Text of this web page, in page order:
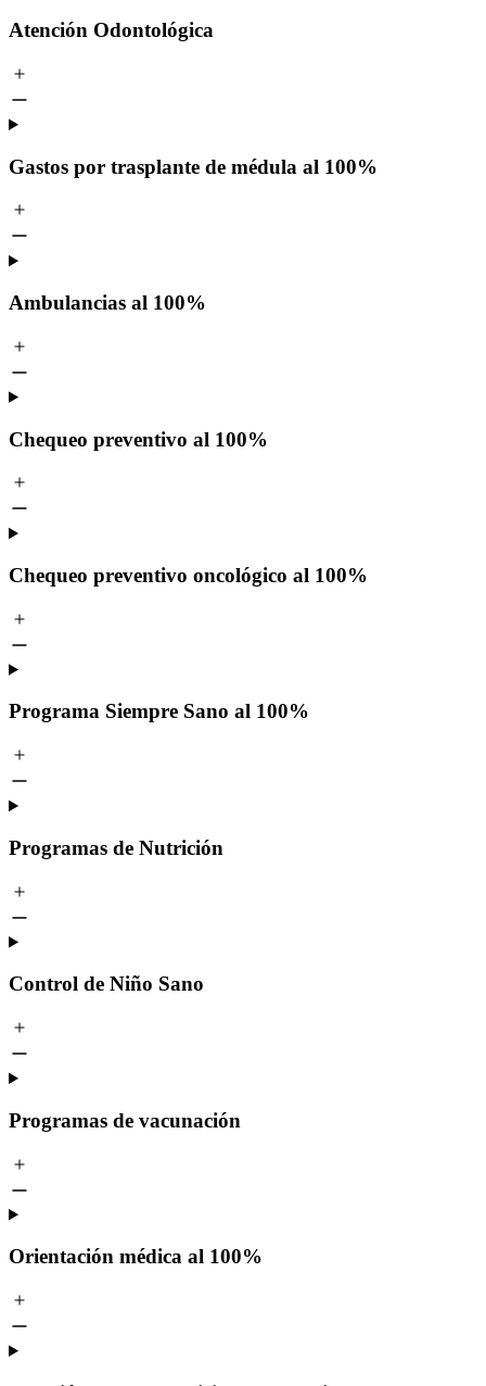
Atención Odontológica
Gastos por trasplante de médula al 100%
Ambulancias al 100%
Chequeo preventivo al 100%
Chequeo preventivo oncológico al 100%
Programa Siempre Sano al 100%
Programas de Nutrición
Control de Niño Sano
Programas de vacunación
Orientación médica al 100%